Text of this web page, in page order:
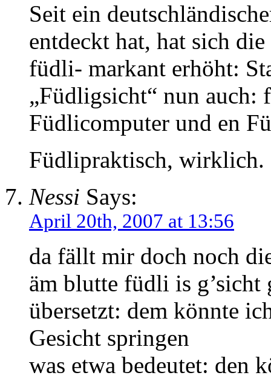
Seit ein
entdeckt hat, hat sich
füdli- markant erhöht:
„Füdligsicht“ nun
Füdlicomputer und en
Füdlipraktisch, wirklich.
Nessi Says:
April 20th, 2007 at 13:56
da fällt mir doch noch
äm blutte füdli is g’sicht
übersetzt: dem könnte
Gesicht springen
was etwa bedeutet: den